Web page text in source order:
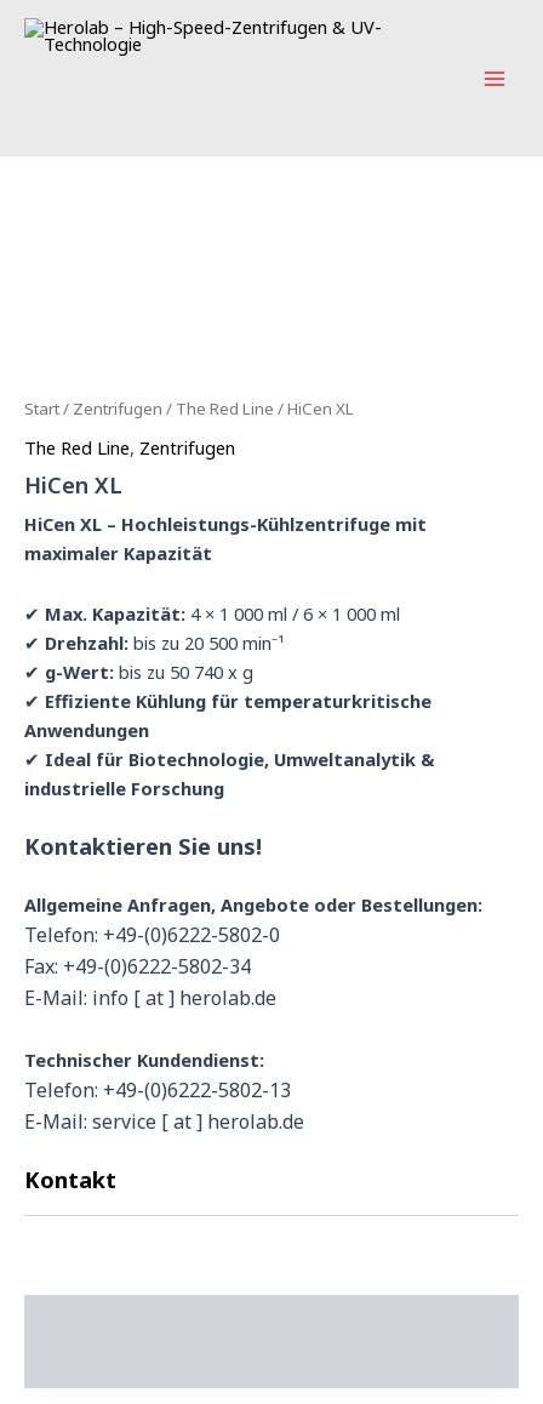
Zum
Inhalt
Start/ Zentrifugen / The Red Line / HiCen XL
The Red Line, Zentrifugen
HiCen XL
HiCen XL – Hochleistungs-Kühlzentrifuge mit
maximaler Kapazität
✔ Max. Kapazität: 4 × 1 000 ml / 6 × 1 000 ml
✔ Drehzahl: bis zu 20 500 min⁻¹
✔ g-Wert: bis zu 50 740 x g
✔ Effiziente Kühlung für temperaturkritische
Anwendungen
✔ Ideal für Biotechnologie, Umweltanalytik &
industrielle Forschung
Kontaktieren Sie uns!
Allgemeine Anfragen, Angebote oder Bestellungen:
Telefon: +49-(0)6222-5802-0
Fax: +49-(0)6222-5802-34
E-Mail: info [ at ] herolab.de
Technischer Kundendienst:
Telefon: +49-(0)6222-5802-13
E-Mail: service [ at ] herolab.de
Kontakt